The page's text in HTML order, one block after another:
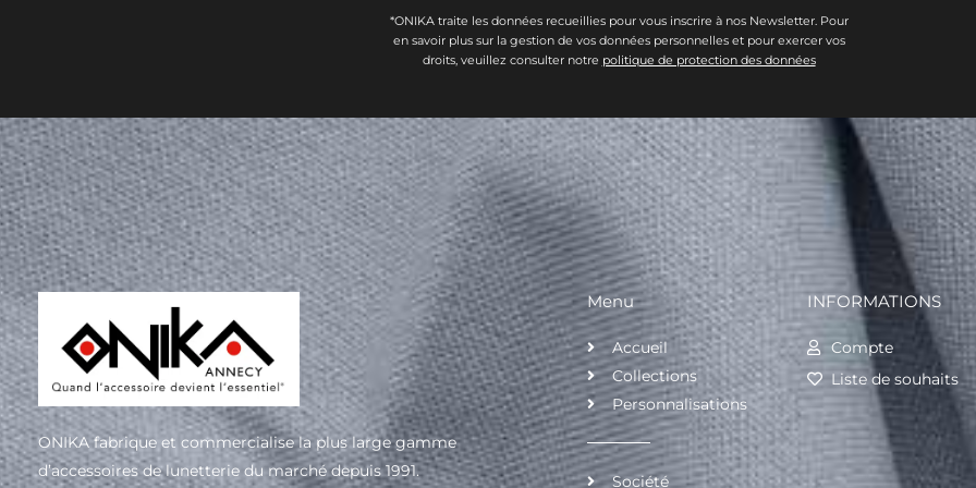
*ONIKA traite les données recueillies pour vous inscrire à nos Newsletter. Pour
en savoir plus sur la gestion de vos données personnelles et pour exercer vos
droits, veuillez consulter notre politique de protection des données
ONIKA fabrique et commercialise la plus large gamme
d’accessoires de lunetterie du marché depuis 1991.
Menu
Accueil
Collections
Personnalisations
Société
INFORMATIONS
Compte
Liste de souhaits